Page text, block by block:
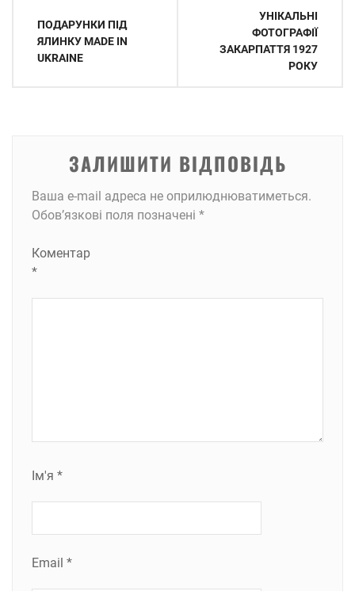
записів
ПОДАРУНКИ ПІД
ЯЛИНКУ MADE IN
UKRAINE
УНІКАЛЬНІ
ФОТОГРАФІЇ
ЗАКАРПАТТЯ 1927
РОКУ
ЗАЛИШИТИ ВІДПОВІДЬ
Ваша e-mail адреса не оприлюднюватиметься.
Обов’язкові поля позначені *
Коментар
*
Ім'я *
Email *